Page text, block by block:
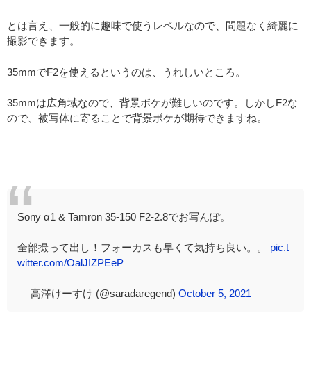
とは言え、一般的に趣味で使うレベルなので、問題なく綺麗に
撮影できます。
35mmでF2を使えるというのは、うれしいところ。
35mmは広角域なので、背景ボケが難しいのです。しかしF2な
ので、被写体に寄ることで背景ボケが期待できますね。
Sony α1 & Tamron 35-150 F2-2.8でお写んぽ。
全部撮って出し！フォーカスも早くて気持ち良い。。 pic.t
witter.com/OalJIZPEeP
— 高澤けーすけ (@saradaregend) October 5, 2021